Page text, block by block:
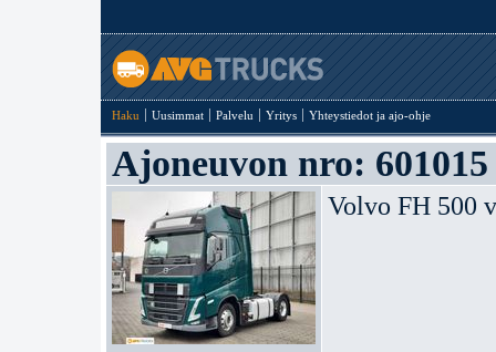
Haku Uusimmat Palvelu Yritys Yhteystiedot ja ajo-ohje
Ajoneuvon nro: 601015
Volvo FH 500